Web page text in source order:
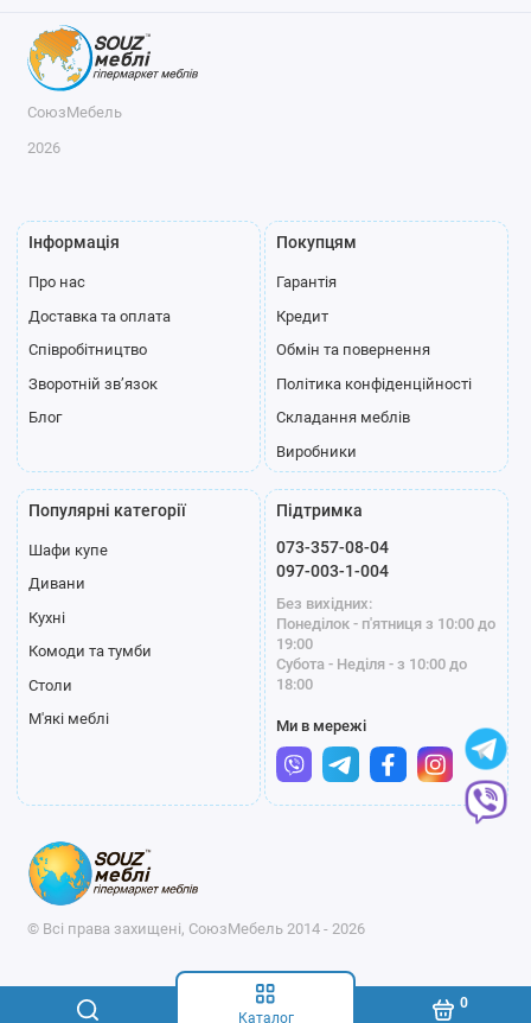
Каталог
0
СоюзМебель
2026
Інформація
Про нас
Доставка та оплата
Співробітництво
Зворотній зв’язок
Блог
Покупцям
Гарантія
Кредит
Обмін та повернення
Політика конфіденційності
Складання меблів
Виробники
Популярні категорії
Шафи купе
Дивани
Кухні
Комоди та тумби
Столи
М'які меблі
Підтримка
073-357-08-04
097-003-1-004
Без вихідних:
Понеділок - п'ятниця з 10:00 до
19:00
Субота - Неділя - з 10:00 до
18:00
Ми в мережі
© Всі права захищені, СоюзМебель 2014 - 2026